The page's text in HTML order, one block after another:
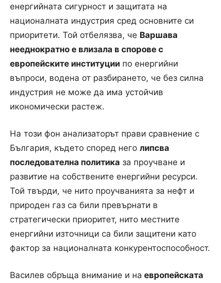
енергийната сигурност и защитата на
националната индустрия сред основните си
приоритети. Той отбелязва, че Варшава
нееднократно е влизала в спорове с
европейските институции по енергийни
въпроси, водена от разбирането, че без силна
индустрия не може да има устойчив
икономически растеж.
На този фон анализаторът прави сравнение с
България, където според него липсва
последователна политика за проучване и
развитие на собствените енергийни ресурси.
Той твърди, че нито проучванията за нефт и
природен газ са били превърнати в
стратегически приоритет, нито местните
енергийни източници са били защитени като
фактор за националната конкурентоспособност.
Василев обръща внимание и на европейската